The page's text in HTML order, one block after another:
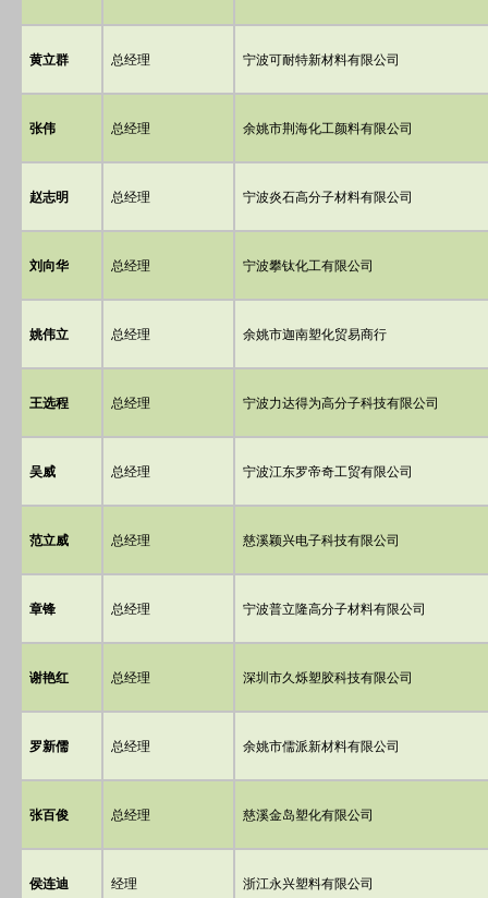
黄立群 总经理 宁波可耐特新材料有限公司
张伟 总经理 余姚市荆海化工颜料有限公司
赵志明 总经理 宁波炎石高分子材料有限公司
刘向华 总经理 宁波攀钛化工有限公司
姚伟立 总经理 余姚市迦南塑化贸易商行
王选程 总经理 宁波力达得为高分子科技有限公司
吴威 总经理 宁波江东罗帝奇工贸有限公司
范立威 总经理 慈溪颖兴电子科技有限公司
章锋 总经理 宁波普立隆高分子材料有限公司
谢艳红 总经理 深圳市久烁塑胶科技有限公司
罗新儒 总经理 余姚市儒派新材料有限公司
张百俊 总经理 慈溪金岛塑化有限公司
侯连迪 经理 浙江永兴塑料有限公司